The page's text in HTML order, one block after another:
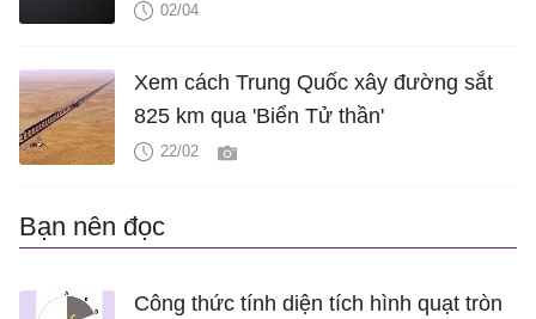
02/04
Xem cách Trung Quốc xây đường sắt
825 km qua 'Biển Tử thần'
22/02
Bạn nên đọc
Công thức tính diện tích hình quạt tròn